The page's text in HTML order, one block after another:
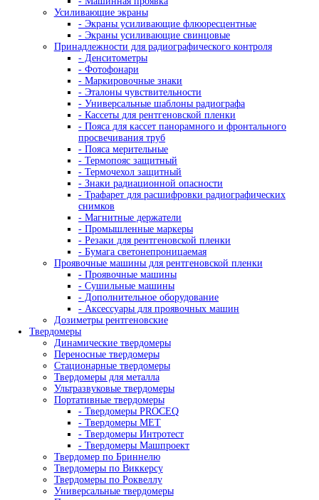
- Прямые микроскопы Nexcope
- Прямые микроскопы Nikon
Лабораторные микроскопы
Стереомикроскопы
- Лабораторные стереомикроскопы
- Стереомикроскопы Nexcope
- Стереомикроскопы Nikon
Сканирующие электронные микроскопы
Инвертированные микроскопы
- Инвертированные микроскопы Nexcope
- Инвертированные микроскопы Nikon
Инспекционные микроскопы
- Промышленные микроскопы
Микроскопы для металлографии
Поляризационные микроскопы
- Поляризационные микроскопы для
- Поляризационные микроскопы Nexcope
Флуоресцентные микроскопы
Для контроля минералов
Фазово-контрастные микроскопы
Для работы в проходящем и отраженном свете
Темнопольные микроскопы
ДИК микроскопы
LED-микроскопы
Китайские микроскопы
Медицинские микроскопы
Микроскопы Nexcope
Микроскопы Nikon
Приборы для ультразвукового контроля
Ультразвуковые дефектоскопы
- Дефектоскопы на фазированных решетках
Ультразвуковые толщиномеры для металла
Автоматизированные системы УЗК контроля
Оборудование для изготовления искусственных
Ультразвуковые сканеры
- Ручные сканеры
- Автоматизированные сканеры